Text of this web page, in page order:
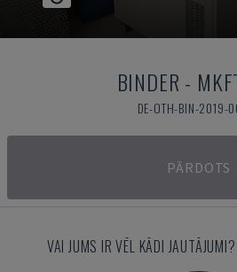
BINDER -
DE-OTH-BIN-2019-
PĀRDOTS
VAI JUMS IR VĒL KĀDI